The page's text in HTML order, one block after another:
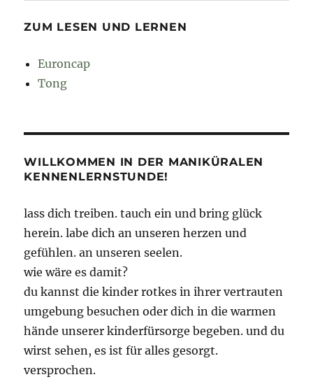
ZUM LESEN UND LERNEN
Euroncap
Tong
WILLKOMMEN IN DER MANIKÜRALEN
KENNENLERNSTUNDE!
lass dich treiben. tauch ein und bring glück
herein. labe dich an unseren herzen und
gefühlen. an unseren seelen.
wie wäre es damit?
du kannst die kinder rotkes in ihrer vertrauten
umgebung besuchen oder dich in die warmen
hände unserer kinderfürsorge begeben. und du
wirst sehen, es ist für alles gesorgt.
versprochen.